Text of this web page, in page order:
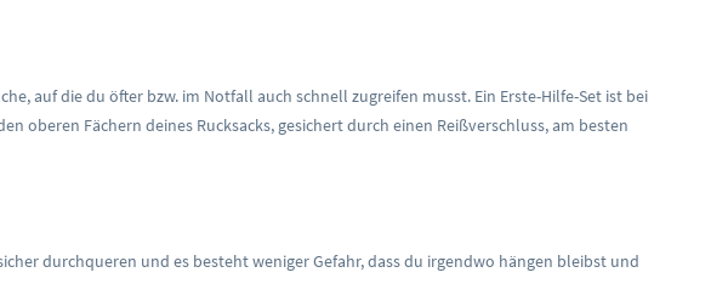
auf die du öfter bzw. im Notfall auch schnell zugreifen musst. Ein Erste-Hilfe-Set ist bei
oberen Fächern deines Rucksacks, gesichert durch einen Reißverschluss, am besten
durchqueren und es besteht weniger Gefahr, dass du irgendwo hängen bleibst und